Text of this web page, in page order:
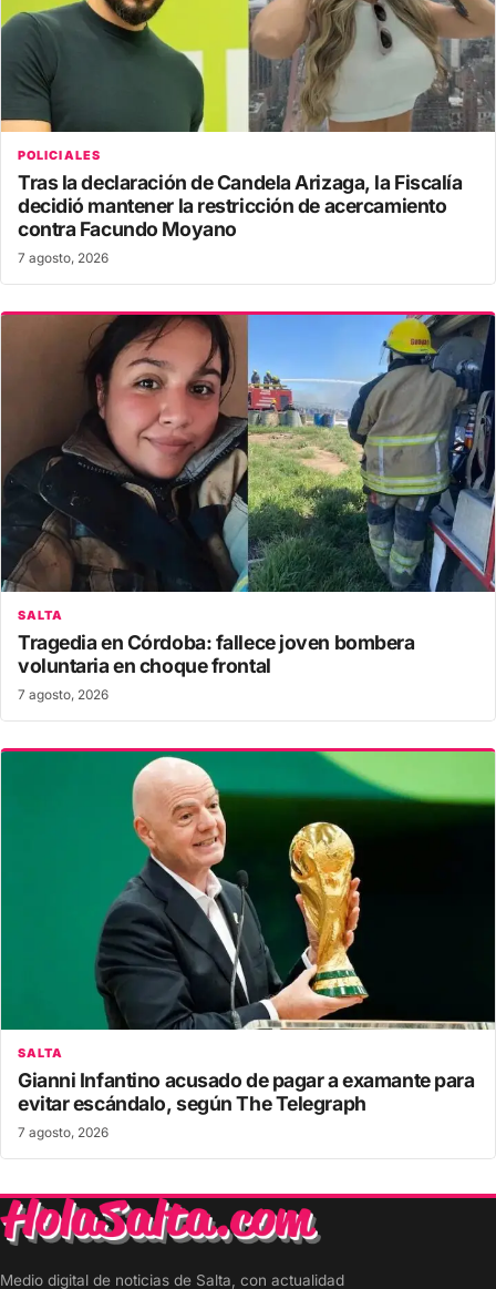
POLICIALES
Tras la declaración de Candela Arizaga, la Fiscalía
decidió mantener la restricción de acercamiento
contra Facundo Moyano
7 agosto, 2026
SALTA
Tragedia en Córdoba: fallece joven bombera
voluntaria en choque frontal
7 agosto, 2026
SALTA
Gianni Infantino acusado de pagar a examante para
evitar escándalo, según The Telegraph
7 agosto, 2026
Medio digital de noticias de Salta, con actualidad